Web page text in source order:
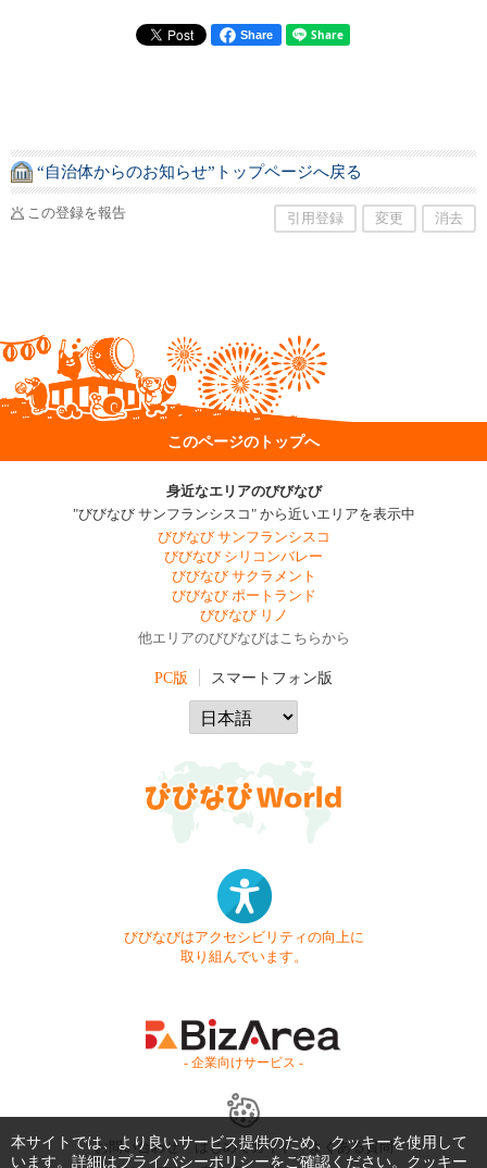
Share
“自治体からのお知らせ”トップページへ戻る
この登録を報告 引用登録 変更 消去
このページのトップへ
身近なエリアのびびなび
"びびなび サンフランシスコ" から近いエリアを表示中
びびなび サンフランシスコ
びびなび シリコンバレー
びびなび サクラメント
びびなび ポートランド
びびなび リノ
他エリアのびびなびはこちらから
PC版 スマートフォン版
びびなびはアクセシビリティの向上に
取り組んでいます。
- 企業向けサービス -
お問い合わせ はじめてガイド
よくある質問
本サイトでは、より良いサービス提供のため、クッキーを使用して
います。詳細はプライバシーポリシーをご確認ください。クッキー